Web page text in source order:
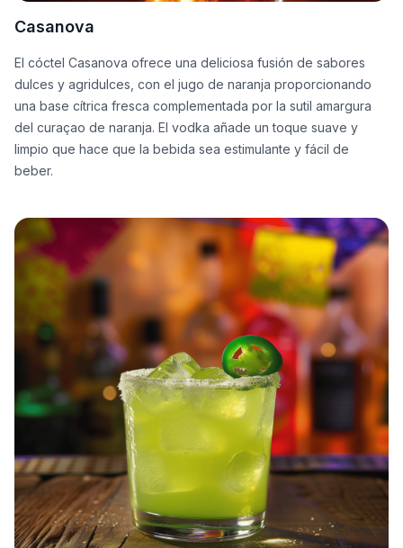
Casanova
El cóctel Casanova ofrece una deliciosa fusión de sabores
dulces y agridulces, con el jugo de naranja proporcionando
una base cítrica fresca complementada por la sutil amargura
del curaçao de naranja. El vodka añade un toque suave y
limpio que hace que la bebida sea estimulante y fácil de
beber.